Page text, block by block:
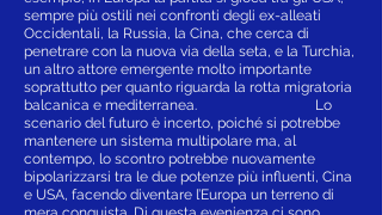
sempre più ostili nei confronti degli ex-alleati
Occidentali, la Russia, la Cina, che cerca di
penetrare con la nuova via della seta, e la Turchia,
un altro attore emergente molto importante
soprattutto per quanto riguarda la rotta migratoria
balcanica e mediterranea. Lo
scenario del futuro è incerto, poiché si potrebbe
mantenere un sistema multipolare ma, al
contempo, lo scontro potrebbe nuovamente
bipolarizzarsi tra le due potenze più influenti, Cina
e USA, facendo diventare l’Europa un terreno di